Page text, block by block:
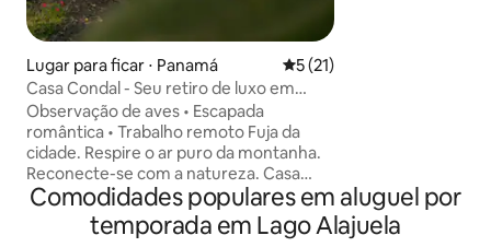
Lugar para ficar ⋅ Panamá 5 de uma avaliação média
5 (21)
Casa Condal - Seu retiro de luxo em
Cerro Azul
Observação de aves • Escapada
romântica • Trabalho remoto Fuja da
cidade. Respire o ar puro da montanha.
Reconecte-se com a natureza. Casa
Condal - hospitalidade privativa,
moderna, sustentável e regenerativa
dentro do Parque Nacional de Chagres
RESERVAR.
Comodidades populares em aluguel por
temporada em Lago Alajuela